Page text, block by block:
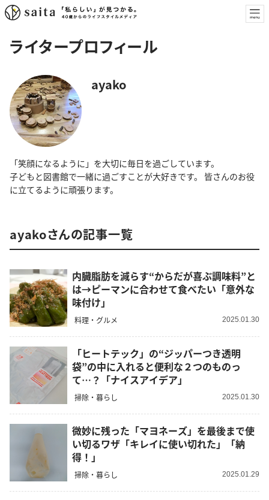
ライタープロフィール
ayako
「笑顔になるように」を大切に毎日を過ごしています。
子どもと図書館で一緒に過ごすことが大好きです。 皆さんのお役
に立てるように頑張ります。
ayakoさんの記事一覧
内臓脂肪を減らす“からだが喜ぶ調味料”と
は→ピーマンに合わせて食べたい「意外な
味付け」
料理・グルメ 2025.01.30
「ヒートテック」の“ジッパーつき透明
袋”の中に入れると便利な２つのものっ
て…？「ナイスアイデア」
掃除・暮らし 2025.01.30
微妙に残った「マヨネーズ」を最後まで使
い切るワザ「キレイに使い切れた」「納
得！」
掃除・暮らし 2025.01.29